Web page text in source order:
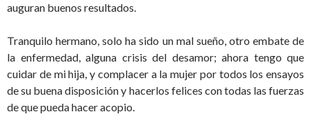
auguran buenos resultados.
Tranquilo hermano, solo ha sido un mal sueño, otro embate de
la enfermedad, alguna crisis del desamor; ahora tengo que
cuidar de mi hija, y complacer a la mujer por todos los ensayos
de su buena disposición y hacerlos felices con todas las fuerzas
de que pueda hacer acopio.